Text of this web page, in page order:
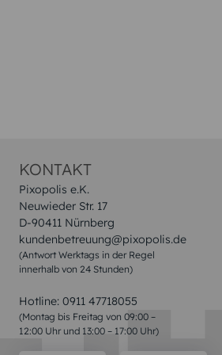
KONTAKT
Pixopolis e.K.
Neuwieder Str. 17
D-90411 Nürnberg
kundenbetreuung@pixopolis.de
(Antwort Werktags in der Regel
innerhalb von 24 Stunden)
Hotline: 0911 47718055
(Montag bis Freitag von 09:00 –
12:00 Uhr und 13:00 – 17:00 Uhr)